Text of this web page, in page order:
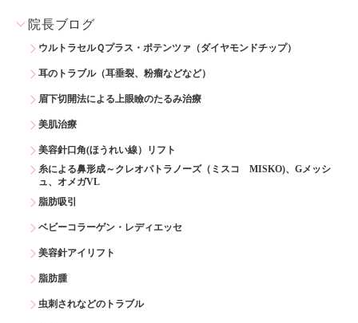
院長ブログ
ウルトラセルＱプラス・ポテンツァ（ダイヤモンドチップ）
耳のトラブル（耳垂裂、粉瘤などなど）
眉下切開法による上眼瞼のたるみ治療
美肌治療
美容針口角(ほうれい線）リフト
糸による鼻形成～クレオパトラノーズ（ミスコ MISKO)、Gメッシ
ュ、オメガVL
脂肪吸引
ベビーコラーゲン・レディエッセ
美容針アイリフト
脂肪腫
虫刺されなどのトラブル